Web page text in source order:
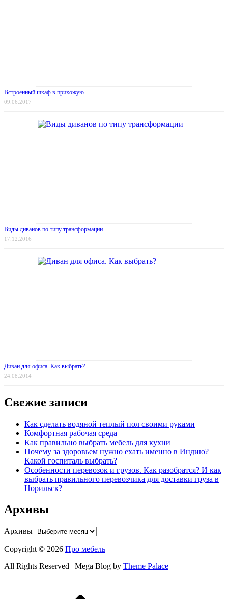
Встроенный шкаф в прихожую
09.06.2017
Виды диванов по типу трансформации
17.12.2016
Диван для офиса. Как выбрать?
24.08.2014
Свежие записи
Как сделать водяной теплый пол своими руками
Комфортная рабочая среда
Как правильно выбрать мебель для кухни
Почему за здоровьем нужно ехать именно в Индию?
Какой госпиталь выбрать?
Особенности перевозок и грузов. Как разобратся? И как
выбрать правильного перевозчика для доставки груза в
Норильск?
Архивы
Архивы
Copyright © 2026 Про мебель
All Rights Reserved | Mega Blog by Theme Palace